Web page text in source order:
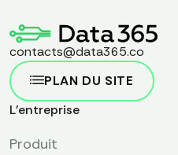
contacts@data365.co
PLAN DU SITE
L'entreprise
Produit